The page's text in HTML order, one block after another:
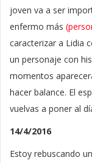
joven va a ser
enfermo más
caracterizar a Lidia
un personaje con
momentos
hacer balance. El
vuelvas a poner al
14/4/2016
Estoy rebuscando